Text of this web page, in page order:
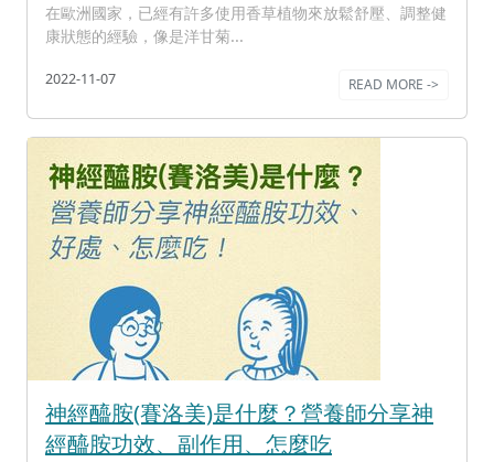
在歐洲國家，已經有許多使用香草植物來放鬆舒壓、調整健
康狀態的經驗，像是洋甘菊...
2022-11-07 READ MORE ->
神經醯胺(賽洛美)是什麼？營養師分享神
經醯胺功效、副作用、怎麼吃